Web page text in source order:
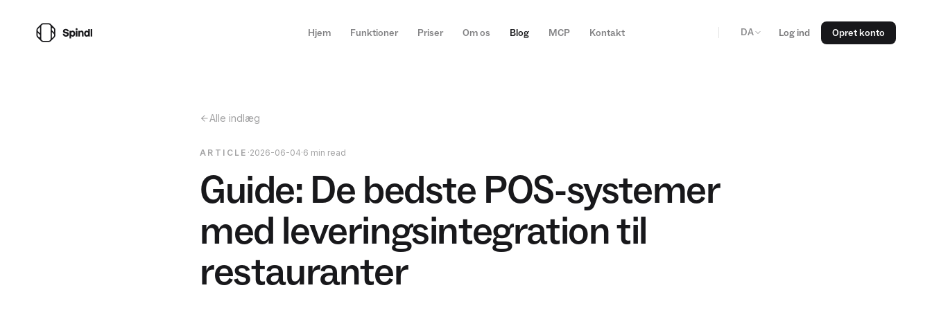
Hjem Funktioner Priser Om os Blog MCP Kontakt DA Log ind Opret konto
Alle indlæg
ARTICLE ·2026-06-04·6 min read
Guide: De bedste POS-systemer
med leveringsintegration til
restauranter